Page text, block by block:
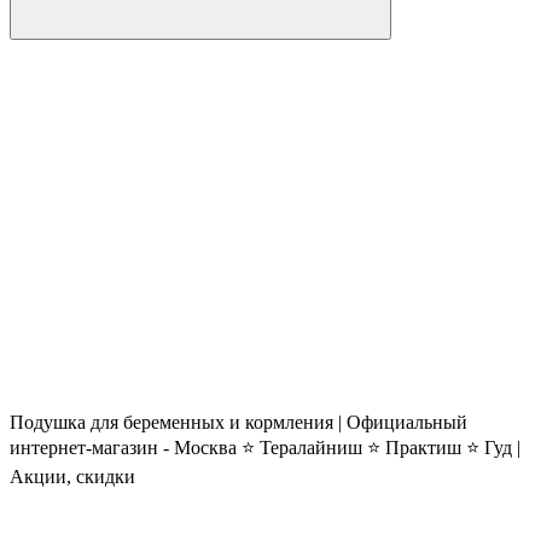
Подушка для беременных и кормления | Официальный
интернет-магазин - Москва ⭐ Тералайниш ⭐ Практиш ⭐ Гуд |
Акции, скидки